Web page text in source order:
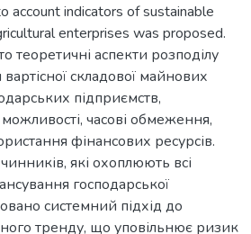
account indicators of sustainable
enterprises was proposed.
теоретичні аспекти розподілу
складової майнових
підприємств,
часові обмеження,
фінансових ресурсів.
які охоплюють всі
господарської
системний підхід до
тренду, що уповільнює ризик